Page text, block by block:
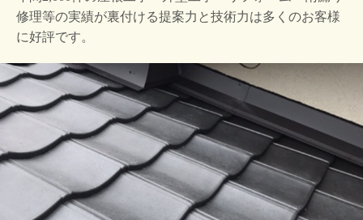
修理等の実績が裏付ける提案力と技術力は多くのお客様
に好評です。